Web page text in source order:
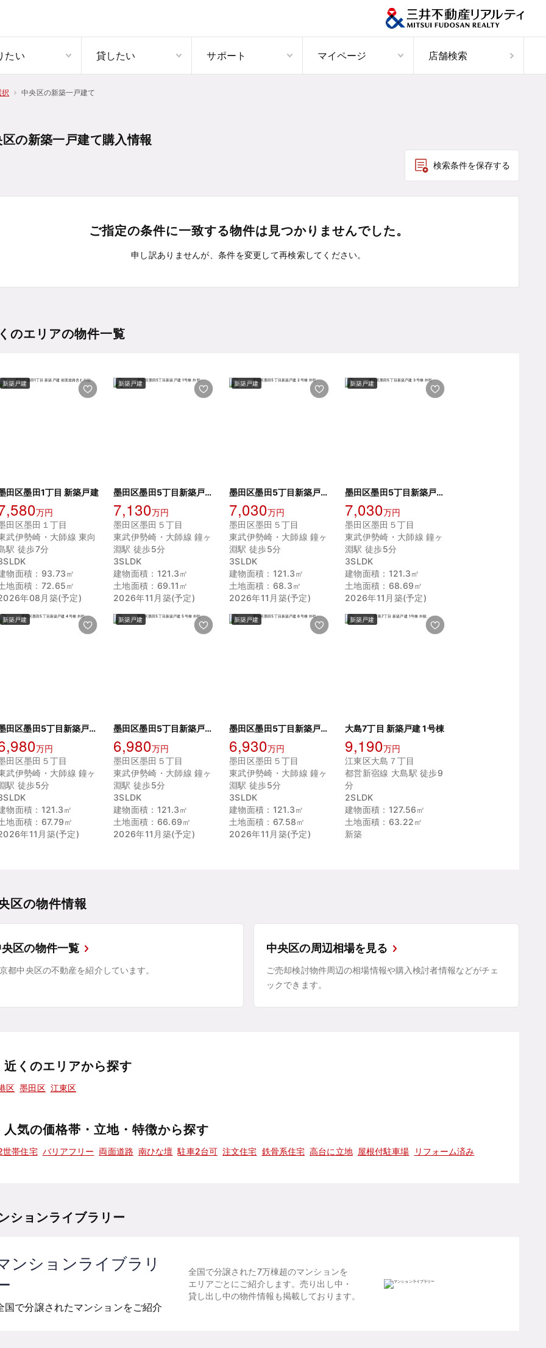
たい 貸したい サポート マイページ 店舗検索
中央区の新築一戸建て
の新築一戸建て購入情報
検索条件を保存する
ご指定の条件に一致する物件は見つかりませんでした。
申し訳ありませんが、条件を変更して再検索してください。
のエリアの物件一覧
新築戸建
田区墨田1丁目 新築戸建
万円
田区墨田１丁目
武伊勢崎・大師線 東向
駅 徒歩7分
物面積：93.73㎡
地面積：72.65㎡
年08月築(予定)
新築戸建
墨田区墨田5丁目新築戸建 1号棟
7,130万円
墨田区墨田５丁目
東武伊勢崎・大師線 鐘ヶ
淵駅 徒歩5分
3SLDK
建物面積：121.3㎡
土地面積：69.11㎡
2026年11月築(予定)
新築戸建
墨田区墨田5丁目新築戸建 2号棟
7,030万円
墨田区墨田５丁目
東武伊勢崎・大師線 鐘ヶ
淵駅 徒歩5分
3SLDK
建物面積：121.3㎡
土地面積：68.3㎡
2026年11月築(予定)
新築戸建
墨田区墨田5丁目新築戸建 3号棟
7,030万円
墨田区墨田５丁目
東武伊勢崎・大師線 鐘ヶ
淵駅 徒歩5分
3SLDK
建物面積：121.3㎡
土地面積：68.69㎡
2026年11月築(予定)
新築戸建
墨田区墨田5丁目新築戸建 4号棟
万円
田区墨田５丁目
武伊勢崎・大師線 鐘ヶ
駅 徒歩5分
物面積：121.3㎡
地面積：67.79㎡
年11月築(予定)
新築戸建
墨田区墨田5丁目新築戸建 5号棟
6,980万円
墨田区墨田５丁目
東武伊勢崎・大師線 鐘ヶ
淵駅 徒歩5分
3SLDK
建物面積：121.3㎡
土地面積：66.69㎡
2026年11月築(予定)
新築戸建
墨田区墨田5丁目新築戸建 6号棟
6,930万円
墨田区墨田５丁目
東武伊勢崎・大師線 鐘ヶ
淵駅 徒歩5分
3SLDK
建物面積：121.3㎡
土地面積：67.58㎡
2026年11月築(予定)
新築戸建
大島7丁目 新築戸建 1号棟
9,190万円
江東区大島７丁目
都営新宿線 大島駅 徒歩9
分
2SLDK
建物面積：127.56㎡
土地面積：63.22㎡
新築
区の物件情報
区の物件一覧
都中央区の不動産を紹介しています。
中央区の周辺相場を見る
ご売却検討物件周辺の相場情報や購入検討者情報などがチェ
ックできます。
近くのエリアから探す
区 墨田区 江東区
人気の価格帯・立地・特徴から探す
世帯住宅 バリアフリー 両面道路 南ひな壇 駐車2台可 注文住宅 鉄骨系住宅 高台に立地 屋根付駐車場 リフォーム済み
ションライブラリー
ンションライブラリ
国で分譲されたマンションをご紹介
全国で分譲された7万棟超のマンションを
エリアごとにご紹介します。売り出し中・
貸し出し中の物件情報も掲載しております。